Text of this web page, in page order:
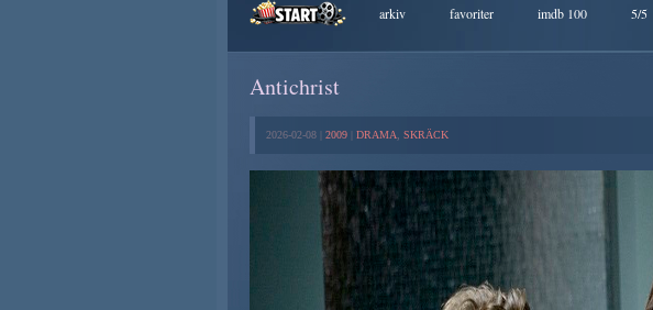
arkiv favoriter imdb 100 5/5
Antichrist
2026-02-08 | 2009 DRAMA SKRÄCK